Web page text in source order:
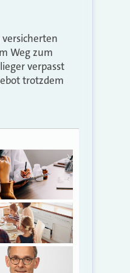
Weg zum
verpasst
trotzdem